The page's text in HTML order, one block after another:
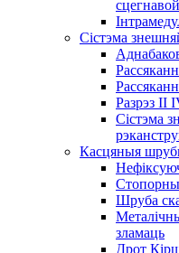
Сістэма
Разрэз II
Сістэма
Касцяныя
Шруба
зламаць
Дрот